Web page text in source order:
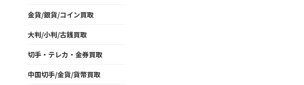
金貨/銀貨/コイン買取
大判/小判/古銭買取
切手・テレカ・金券買取
中国切手/金貨/貨幣買取